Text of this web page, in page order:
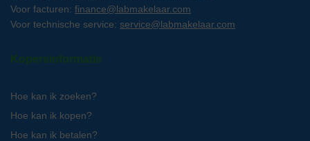
Voor facturen: finance@labmakelaar.com
Voor technische service: service@labmakelaar.com
Kopersinformatie
Hoe kan ik zoeken?
Hoe kan ik kopen?
Hoe kan ik betalen?